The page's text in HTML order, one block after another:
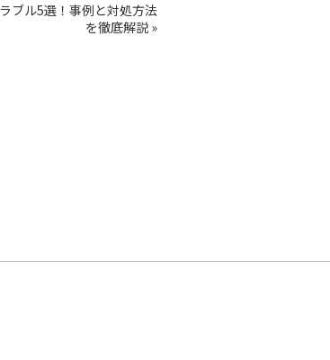
ブル5選！事例と対処方法
を徹底解説 »